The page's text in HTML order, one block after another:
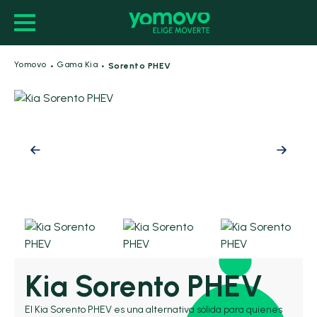
Yomovo · Gama Kia · Sorento PHEV
Kia Sorento PHEV
El Kia Sorento PHEV es una alternativa sólida para quienes